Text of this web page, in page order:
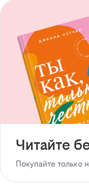
Читайте
Покупайте только